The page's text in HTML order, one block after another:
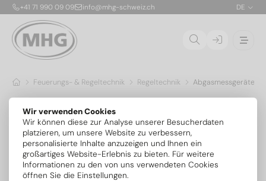
Wir verwenden Cookies
Wir können diese zur Analyse unserer Besucherdaten
platzieren, um unsere Website zu verbessern,
personalisierte Inhalte anzuzeigen und Ihnen ein
großartiges Website-Erlebnis zu bieten. Für weitere
Informationen zu den von uns verwendeten Cookies
öffnen Sie die Einstellungen.
+41 71 990 09 09 info@mhg-schweiz.ch DE
Feuerungs- & Regeltechnik Regeltechnik Abgasmessgeräte &
Abgasmessgeräte & Zubehör
Beliebtheit